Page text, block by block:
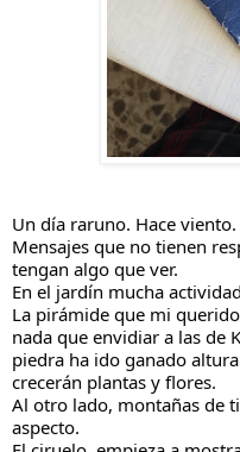
Un día raruno. Hace
Mensajes que no tienen
tengan algo que ver.
En el jardín mucha
La pirámide que mi
nada que envidiar a las de
piedra ha ido ganado
crecerán plantas y flores.
Al otro lado, montañas de
aspecto.